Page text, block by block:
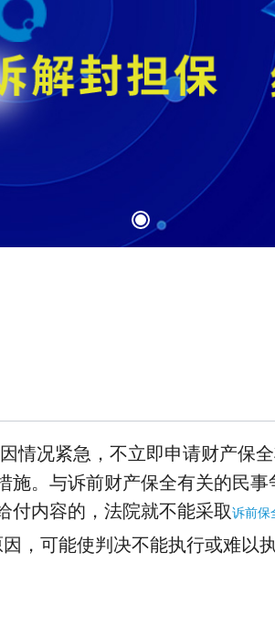
因情况紧急，不立即申请财产保
。与诉前财产保全有关的民
付内容的，法院就不能采取诉前保
可能使判决不能执行或难以